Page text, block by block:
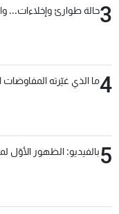
3حالة طوارئ وإخلاءات...
4ما الذي غيّرته المفاوضات
5بالفيديو: الظهور الأوّل